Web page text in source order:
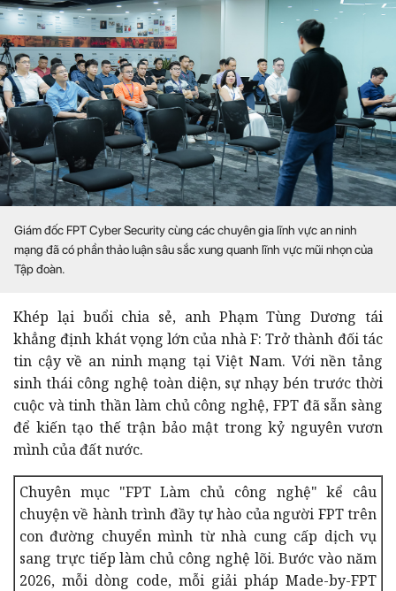
Giám đốc FPT Cyber Security cùng các chuyên gia lĩnh vực an ninh
mạng đã có phần thảo luận sâu sắc xung quanh lĩnh vực mũi nhọn của
Tập đoàn.
Khép lại buổi chia sẻ, anh Phạm Tùng Dương tái
khẳng định khát vọng lớn của nhà F: Trở thành đối tác
tin cậy về an ninh mạng tại Việt Nam. Với nền tảng
sinh thái công nghệ toàn diện, sự nhạy bén trước thời
cuộc và tinh thần làm chủ công nghệ, FPT đã sẵn sàng
để kiến tạo thế trận bảo mật trong kỷ nguyên vươn
mình của đất nước.
Chuyên mục "FPT Làm chủ công nghệ" kể câu
chuyện về hành trình đầy tự hào của người FPT trên
con đường chuyển mình từ nhà cung cấp dịch vụ
sang trực tiếp làm chủ công nghệ lõi. Bước vào năm
2026, mỗi dòng code, mỗi giải pháp Made-by-FPT